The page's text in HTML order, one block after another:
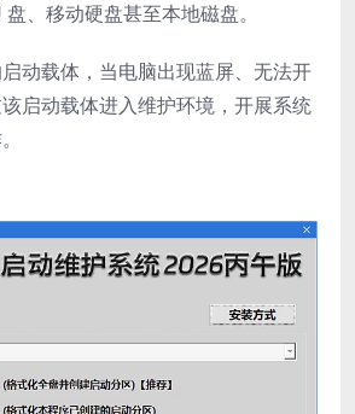
、移动硬盘甚至本地磁盘。
动载体，当电脑出现蓝屏、无法开
启动载体进入维护环境，开展系统